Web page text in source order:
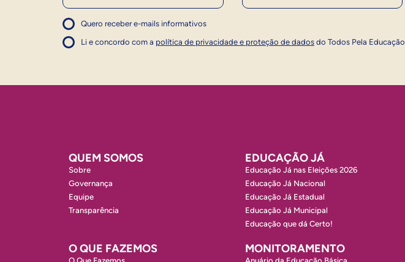
Quero receber e-mails informativos
1
Concordo com a política
Concordo com a política
Li e concordo com a política de privacidade e proteção de dados do Todos Pela Educação
1
QUEM SOMOS
Sobre
Governança
Equipe
Transparência
EDUCAÇÃO JÁ
Educação Já nas Eleições 2026
Educação Já Nacional
Educação Já Estadual
Educação Já Municipal
Educação que dá Certo!
O QUE FAZEMOS MONITORAMENTO